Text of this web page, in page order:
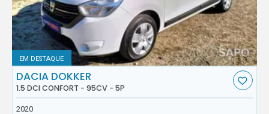
EM DESTAQUE
DACIA DOKKER
1.5 DCI CONFORT - 95CV - 5P
2020